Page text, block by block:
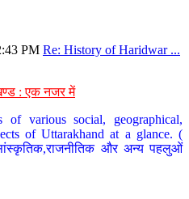
PM Re: History of Haridwar ...
: एक नजर में
various social, geographical,
of Uttarakhand at a glance. (
और अन्य पहलुओं